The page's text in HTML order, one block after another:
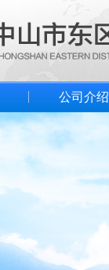
公司介绍